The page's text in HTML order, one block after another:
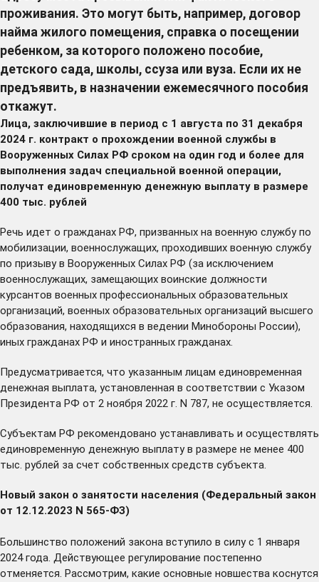
проживания. Это могут быть, например, договор
найма жилого помещения, справка о посещении
ребенком, за которого положено пособие,
детского сада, школы, ссуза или вуза. Если их не
предъявить, в назначении ежемесячного пособия
откажут.
Лица, заключившие в период с 1 августа по 31 декабря
2024 г. контракт о прохождении военной службы в
Вооруженных Силах РФ сроком на один год и более для
выполнения задач специальной военной операции,
получат единовременную денежную выплату в размере
400 тыс. рублей
Речь идет о гражданах РФ, призванных на военную службу по
мобилизации, военнослужащих, проходивших военную службу
по призыву в Вооруженных Силах РФ (за исключением
военнослужащих, замещающих воинские должности
курсантов военных профессиональных образовательных
организаций, военных образовательных организаций высшего
образования, находящихся в ведении Минобороны России),
иных гражданах РФ и иностранных гражданах.
Предусматривается, что указанным лицам единовременная
денежная выплата, установленная в соответствии с Указом
Президента РФ от 2 ноября 2022 г. N 787, не осуществляется.
Субъектам РФ рекомендовано устанавливать и осуществлять
единовременную денежную выплату в размере не менее 400
тыс. рублей за счет собственных средств субъекта.
Новый закон о занятости населения (Федеральный закон
от 12.12.2023 N 565-ФЗ)
Большинство положений закона вступило в силу с 1 января
2024 года. Действующее регулирование постепенно
отменяется. Рассмотрим, какие основные новшества коснутся